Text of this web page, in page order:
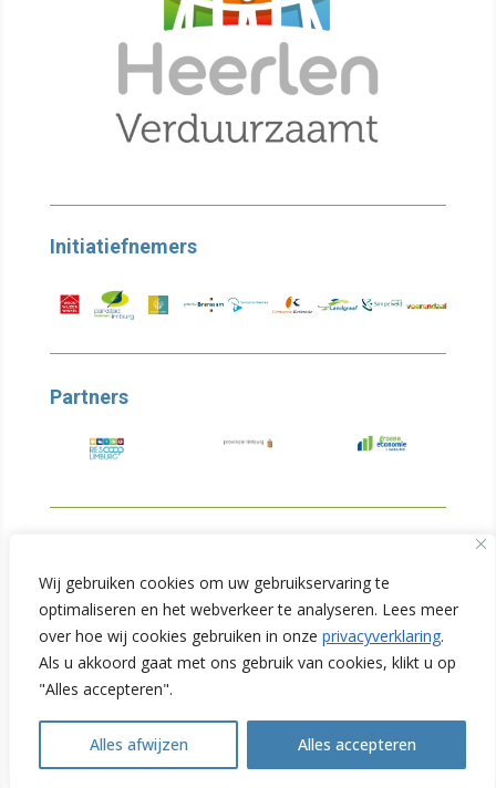
Wij gebruiken cookies om uw gebruikservaring te
optimaliseren en het webverkeer te analyseren. Lees meer
over hoe wij cookies gebruiken in onze privacyverklaring.
Als u akkoord gaat met ons gebruik van cookies, klikt u op
"Alles accepteren".
Alles afwijzen Alles accepteren
Initiatiefnemers
Partners
Limburg Verduurzaamt
Open